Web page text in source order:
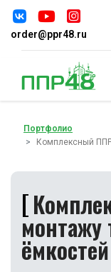
order@ppr48.ru
Портфолио
Комплексный
монтажу
ёмкостей